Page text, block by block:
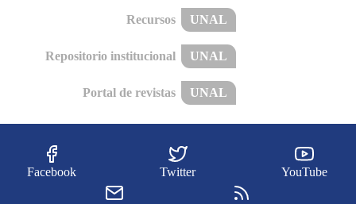
Recursos UNAL
Repositorio institucional UNAL
Portal de revistas UNAL
Facebook Twitter YouTube